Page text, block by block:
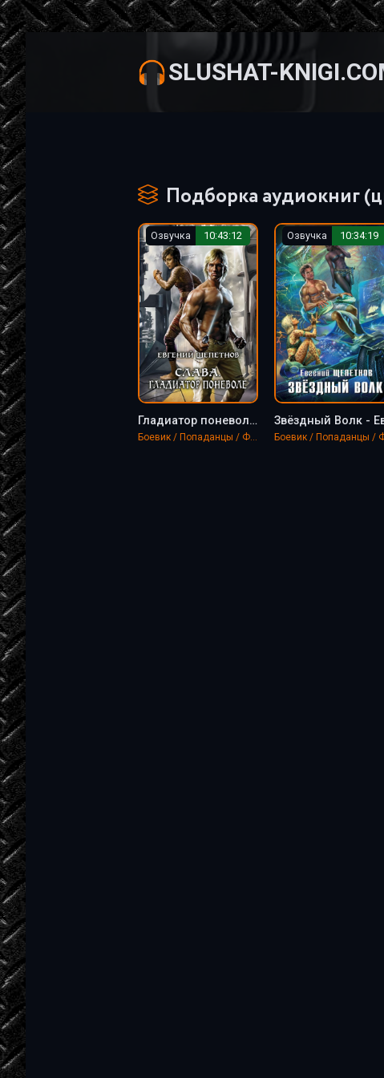
SLUSHAT-
Подборка аудиокниг
Озвучка 10:43:12
Гладиатор поневоле - Евгений Щепетнов
Боевик / Попаданцы / Фантастика, фэнтези
Озвучка 10:34:19